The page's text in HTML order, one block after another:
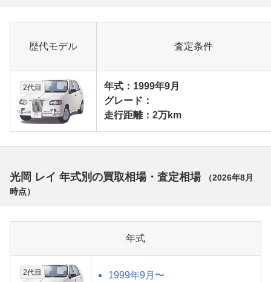
歴代モデル 査定条件
2代目
年式：1999年9月
グレード：
走行距離：2万km
光岡 レイ 年式別の買取相場・査定相場 （2026年8月
時点）
年式
2代目 1999年9月〜